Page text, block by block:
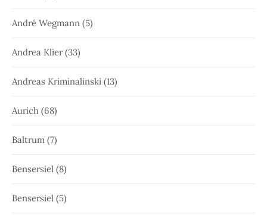
André Wegmann (5)
Andrea Klier(33)
Andreas Kriminalinski (13)
Aurich (68)
Baltrum (7)
Bensersiel (8)
Bensersiel (5)